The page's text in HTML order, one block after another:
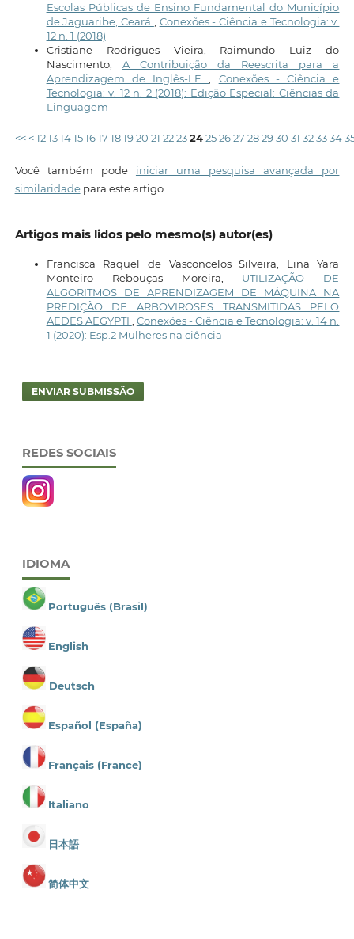
Escolas Públicas de Ensino Fundamental do Município
de Jaguaribe, Ceará
Conexões - Ciência e Tecnologia: v.
12 n. 1 (2018)
Cristiane Rodrigues Vieira, Raimundo Luiz do
Nascimento, A Contribuição da Reescrita para a
Aprendizagem de Inglês-LE
Conexões - Ciência e
Tecnologia: v. 12 n. 2 (2018): Edição Especial: Ciências da
Linguagem
<< < 12 13 14 15 16 17 18 19 20 21 22 23 24 25 26 27 28 29 30 31 32 33 34
Você também pode iniciar uma pesquisa avançada por
similaridadepara este artigo.
Artigos mais lidos pelo mesmo(s) autor(es)
Francisca Raquel de Vasconcelos Silveira, Lina Yara
Monteiro Rebouças Moreira, UTILIZAÇÃO DE
ALGORITMOS DE APRENDIZAGEM DE MÁQUINA NA
PREDIÇÃO DE ARBOVIROSES TRANSMITIDAS PELO
AEDES AEGYPTI
Conexões - Ciência e Tecnologia: v. 14 n.
1 (2020): Esp.2 Mulheres na ciência
ENVIAR SUBMISSÃO
REDES SOCIAIS
IDIOMA
Português (Brasil)
English
Deutsch
Español (España)
Français (France)
Italiano
日本語
简体中文